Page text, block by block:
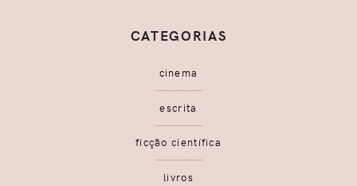
CATEGORIAS
cinema
escrita
ficção científica
livros